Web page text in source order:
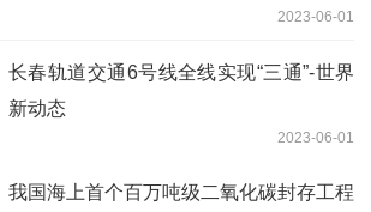
2023-06-01
长春轨道交通6号线全线实现“三通”-世界
新动态
2023-06-01
我国海上首个百万吨级二氧化碳封存工程